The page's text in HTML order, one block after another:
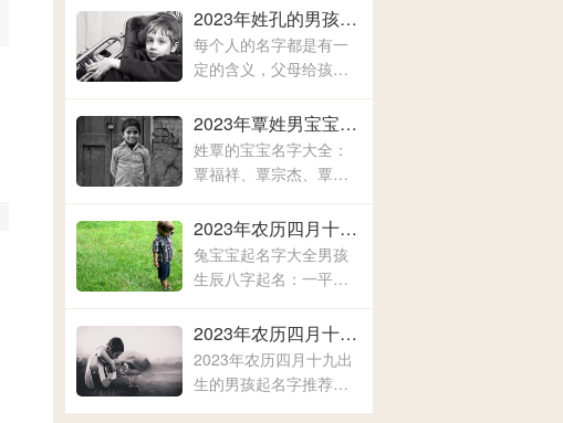
霖、一壹、圆媛、羽
沐、佩麒、子卉、冰
馨、伶瑶、青霖、翠
佑、书玮、彤晴、禾木
2023年姓孔的男孩取什么名字 爸爸姓孔给宝宝取名
每个人的名字都是有一
定的含义，父母给孩子
取名字的时候，所关注
的方方面面都是不一样
的，有的时候就算是同
名同姓的人，相信所展
不同的，这主要要看父
母对于孩子的期待和要
求
2023年覃姓男宝宝取名字大全 姓覃的宝宝名字大全
姓覃的宝宝名字大全：
覃福祥、覃宗杰、覃春
秀、覃泽耀、覃弘扬、
覃润彤、覃小洁、覃浚
淇、覃炳坤、覃玉阳、
覃宗宝、覃兴隆、覃天
2023年农历四月十九出生男孩霸气有内涵的名字 兔宝宝起名字大全男孩生辰八字起名
兔宝宝起名字大全男孩
生辰八字起名：一平、
子峻、禹泽、云凯、露
涵、云轩、文瀚、彦
君、嘉林、霄云、子
栋、亦心、梓玉、洛
2023年农历四月十九出生的男孩起名字推荐 兔年男孩名字2023年名字大全
2023年农历四月十九出
生的男孩起名字推荐：
锡泉、茗涵、恒彬、家